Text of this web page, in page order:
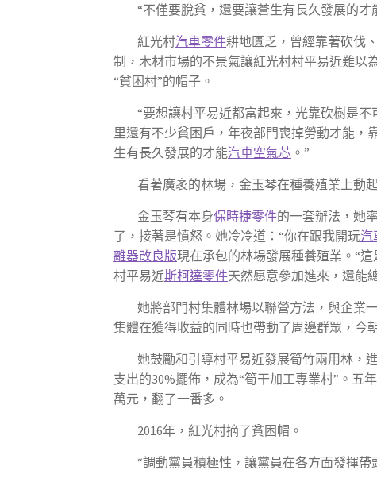
“不僅要脫貧，還要讓蒼生有長久發展的才
紅光村汽車零件耕地匱乏，曾經靠著砍伐
制，木材市場的不景氣讓紅光村村平易近難以
“貧困村”的帽子。
“要想讓村平易近都富起來，光靠砍樹是
里還有不少貧困戶，年夜部門喪掉勞動才能，
生有長久發展的才能汽車空氣芯 。”
看著廣袤的林場，金玉琴在種養殖業上動
金玉琴有本身保時捷零件的一套辦法，她
了，接著是憤怒。她冷冷道：“你在跟我開玩汽
離器改良版現在承包的林場發展種養殖業。“
村平易近斯柯達零件天然愿意參加進來，還能
她將部門村集體林場以聯營方法，與企業
集體在獲得收益的同時也帶動了周邊群眾，今
她鼓勵和引導村平易近發展筍竹兩用林，
支出的30%擺佈，成為“筍干加工專業村”。五
萬元，翻了一番多。
2016年，紅光村摘了貧困帽。
“調動黨員積極性，讓黨員在各方面發揮帶